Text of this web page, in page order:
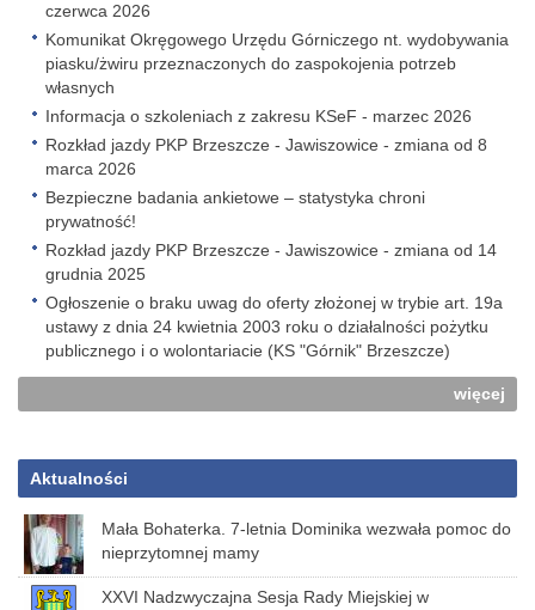
czerwca 2026
Komunikat Okręgowego Urzędu Górniczego nt. wydobywania
piasku/żwiru przeznaczonych do zaspokojenia potrzeb
własnych
Informacja o szkoleniach z zakresu KSeF - marzec 2026
Rozkład jazdy PKP Brzeszcze - Jawiszowice - zmiana od 8
marca 2026
Bezpieczne badania ankietowe – statystyka chroni
prywatność!
Rozkład jazdy PKP Brzeszcze - Jawiszowice - zmiana od 14
grudnia 2025
Ogłoszenie o braku uwag do oferty złożonej w trybie art. 19a
ustawy z dnia 24 kwietnia 2003 roku o działalności pożytku
publicznego i o wolontariacie (KS "Górnik" Brzeszcze)
więcej
Aktualności
Mała Bohaterka. 7-letnia Dominika wezwała pomoc do
nieprzytomnej mamy
XXVI Nadzwyczajna Sesja Rady Miejskiej w